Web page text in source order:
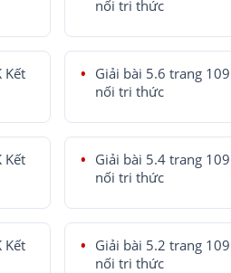
nối tri thức
Kết
Giải bài 5.6 trang
nối tri thức
Kết
Giải bài 5.4 trang
nối tri thức
Kết
Giải bài 5.2 trang
nối tri thức